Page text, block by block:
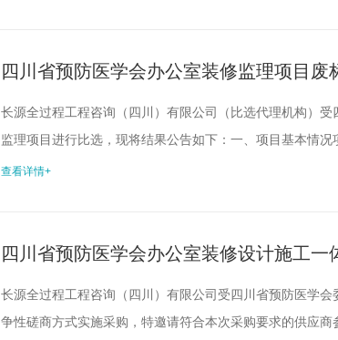
四川省预防医学会办公室装修监理项目废
长源全过程工程咨询（四川）有限公司（比选代理机构）
监理项目进行比选，现将结果公告如下：一、项目基本情
少城路27号少城大厦8楼；建设内容及规模：装修建设四川
查看详情+
四川省预防医学会办公室装修设计施工
长源全过程工程咨询（四川）有限公司受四川省预防医学
争性磋商方式实施采购，特邀请符合本次采购要求的供应